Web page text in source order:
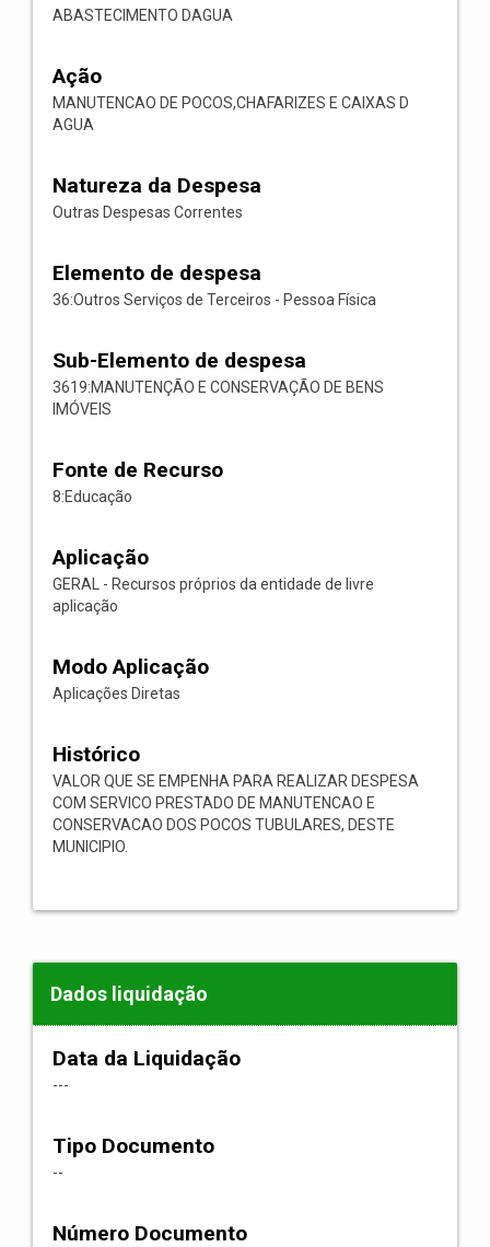
ABASTECIMENTO DAGUA
Ação
MANUTENCAO DE POCOS,CHAFARIZES E CAIXAS D
AGUA
Natureza da Despesa
Outras Despesas Correntes
Elemento de despesa
36:Outros Serviços de Terceiros - Pessoa Física
Sub-Elemento de despesa
3619:MANUTENÇÃO E CONSERVAÇÃO DE BENS
IMÓVEIS
Fonte de Recurso
8:Educação
Aplicação
GERAL - Recursos próprios da entidade de livre
aplicação
Modo Aplicação
Aplicações Diretas
Histórico
VALOR QUE SE EMPENHA PARA REALIZAR DESPESA
COM SERVICO PRESTADO DE MANUTENCAO E
CONSERVACAO DOS POCOS TUBULARES, DESTE
MUNICIPIO.
Dados liquidação
Data da Liquidação
---
Tipo Documento
--
Número Documento